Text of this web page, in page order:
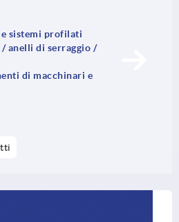
sistemi profilati
anelli di serraggio /
di macchinari e